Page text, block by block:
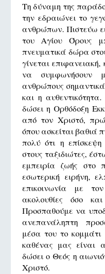
Τη δύναμη της
την εδραιώνει το
ανθρώπων. Πιστεύω
του Αγίου Όρους
πνευματικά δώρα
γίνεται επιφανειακή,
να συμφωνήσουν
ανθρώπους
και η
δώσει η Ορθόδοξη
από τον Χριστό,
όπου ασκείται βαθιά
πολύ ότι η
στους ταξιδιώτες,
εμπειρία ζωής στο
εσωτερική ειρήνη,
επικοινωνία με
ακολουθίες όσο
Προσπαθούμε να
ανεπανάληπτη
μέσα του το
καθένας μας είναι
δώσει ο Θεός η
Χριστό.